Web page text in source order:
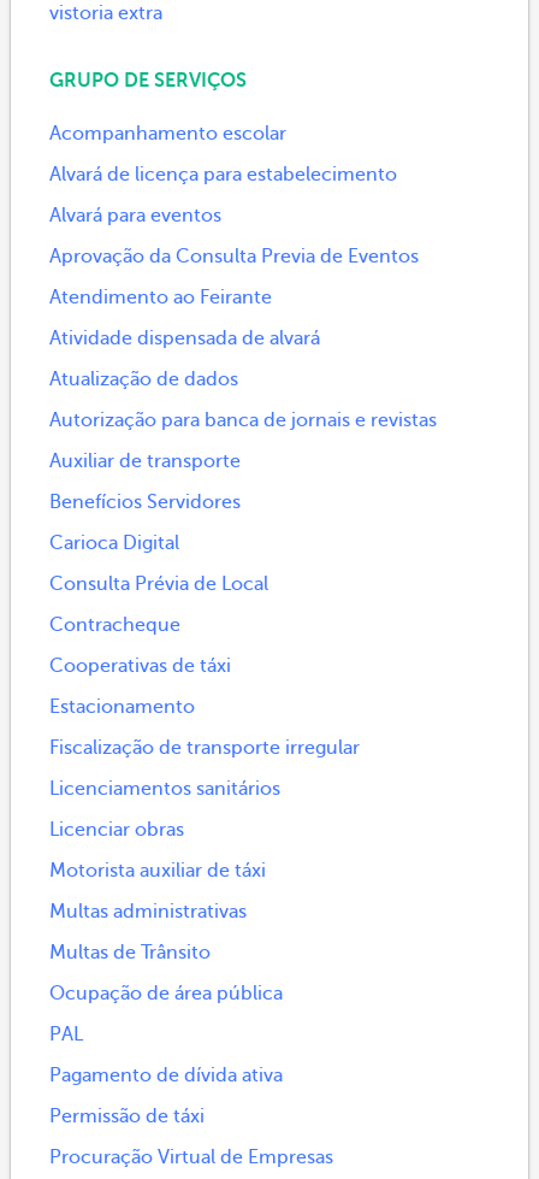
vistoria extra
GRUPO DE SERVIÇOS
Acompanhamento escolar
Alvará de licença para estabelecimento
Alvará para eventos
Aprovação da Consulta Previa de Eventos
Atendimento ao Feirante
Atividade dispensada de alvará
Atualização de dados
Autorização para banca de jornais e revistas
Auxiliar de transporte
Benefícios Servidores
Carioca Digital
Consulta Prévia de Local
Contracheque
Cooperativas de táxi
Estacionamento
Fiscalização de transporte irregular
Licenciamentos sanitários
Licenciar obras
Motorista auxiliar de táxi
Multas administrativas
Multas de Trânsito
Ocupação de área pública
PAL
Pagamento de dívida ativa
Permissão de táxi
Procuração Virtual de Empresas